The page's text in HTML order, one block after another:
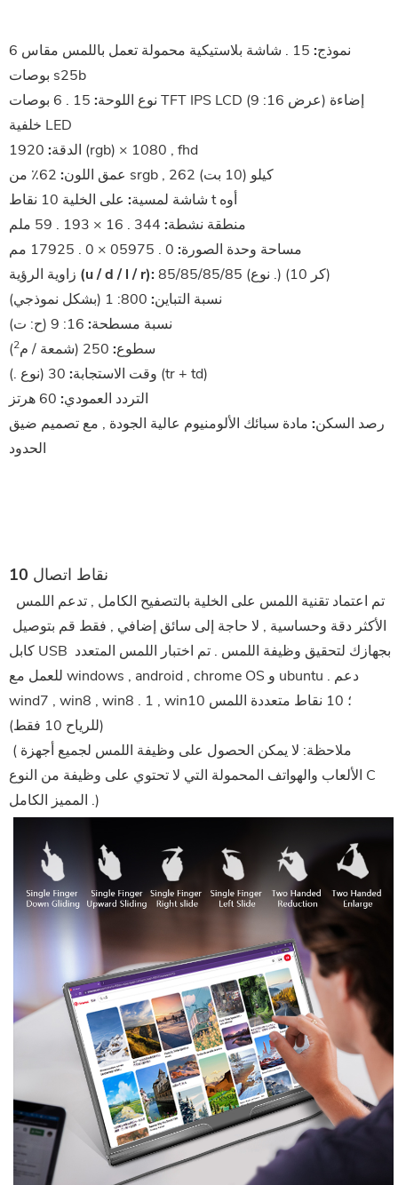
نموذج:
15 . شاشة بلاستيكية محمولة تعمل باللمس مقاس 6
بوصات s25b
نوع اللوحة:
15 . 6 بوصات TFT IPS LCD (عرض 16: 9) إضاءة
خلفية LED
الدقة: 1920 (rgb) × 1080 , fhd
عمق اللون:
62٪ من srgb , 262 كيلو (10 بت)
شاشة لمسية: على الخلية 10 نقاط t أوه
منطقة نشطة:
مساحة وحدة الصورة:
زاوية الرؤية (u / d / l / r):
85/85/85/85 (نوع .) (كر 10)
نسبة التباين:
نسبة مسطحة:
سطوع:
2
)
وقت الاستجابة: 30 (نوع .) (tr + td)
التردد العمودي:
رصد السكن: مادة سبائك الألومنيوم عالية الجودة , مع تصميم ضيق
الحدود
10 نقاط اتصال
كابل USB بجهازك لتحقيق وظيفة اللمس . تم اختبار اللمس المتعدد
للعمل مع windows , android , chrome OS و ubuntu . دعم
wind7 , win8 , win8 . 1 , win10؛ 10 نقاط متعددة اللمس
(للرياح 10 فقط)
الألعاب والهواتف المحمولة التي لا تحتوي على وظيفة من النوع C
المميز الكامل .)